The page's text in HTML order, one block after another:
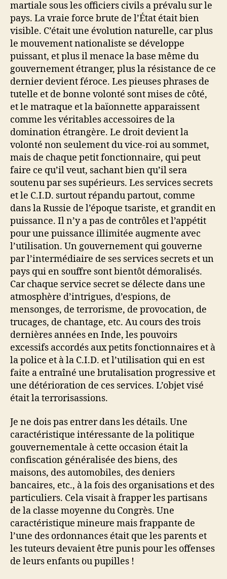
martiale sous les officiers civils a prévalu sur le
pays. La vraie force brute de l’État était bien
visible. C’était une évolution naturelle, car plus
le mouvement nationaliste se développe
puissant, et plus il menace la base même du
gouvernement étranger, plus la résistance de ce
dernier devient féroce. Les pieuses phrases de
tutelle et de bonne volonté sont mises de côté,
et le matraque et la baïonnette apparaissent
comme les véritables accessoires de la
domination étrangère. Le droit devient la
volonté non seulement du vice-roi au sommet,
mais de chaque petit fonctionnaire, qui peut
faire ce qu’il veut, sachant bien qu’il sera
soutenu par ses supérieurs. Les services secrets
et le C.I.D. surtout répandu partout, comme
dans la Russie de l’époque tsariste, et grandit en
puissance. Il n’y a pas de contrôles et l’appétit
pour une puissance illimitée augmente avec
l’utilisation. Un gouvernement qui gouverne
par l’intermédiaire de ses services secrets et un
pays qui en souffre sont bientôt démoralisés.
Car chaque service secret se délecte dans une
atmosphère d’intrigues, d’espions, de
mensonges, de terrorisme, de provocation, de
trucages, de chantage, etc. Au cours des trois
dernières années en Inde, les pouvoirs
excessifs accordés aux petits fonctionnaires et à
la police et à la C.I.D. et l’utilisation qui en est
faite a entraîné une brutalisation progressive et
une détérioration de ces services. L’objet visé
était la terrorisassions.
Je ne dois pas entrer dans les détails. Une
caractéristique intéressante de la politique
gouvernementale à cette occasion était la
confiscation généralisée des biens, des
maisons, des automobiles, des deniers
bancaires, etc., à la fois des organisations et des
particuliers. Cela visait à frapper les partisans
de la classe moyenne du Congrès. Une
caractéristique mineure mais frappante de
l’une des ordonnances était que les parents et
les tuteurs devaient être punis pour les offenses
de leurs enfants ou pupilles !